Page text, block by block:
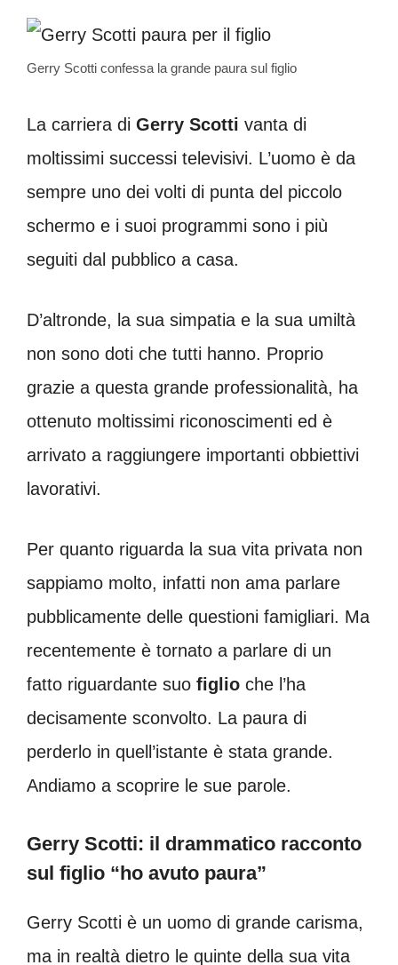
Gerry Scotti confessa la grande paura sul figlio
La carriera di Gerry Scotti vanta di
moltissimi successi televisivi. L’uomo è da
sempre uno dei volti di punta del piccolo
schermo e i suoi programmi sono i più
seguiti dal pubblico a casa.
D’altronde, la sua simpatia e la sua umiltà
non sono doti che tutti hanno. Proprio
grazie a questa grande professionalità, ha
ottenuto moltissimi riconoscimenti ed è
arrivato a raggiungere importanti obbiettivi
lavorativi.
Per quanto riguarda la sua vita privata non
sappiamo molto, infatti non ama parlare
pubblicamente delle questioni famigliari. Ma
recentemente è tornato a parlare di un
fatto riguardante suo figlio che l’ha
decisamente sconvolto. La paura di
perderlo in quell’istante è stata grande.
Andiamo a scoprire le sue parole.
Gerry Scotti: il drammatico racconto
sul figlio “ho avuto paura”
Gerry Scotti è un uomo di grande carisma,
ma in realtà dietro le quinte della sua vita